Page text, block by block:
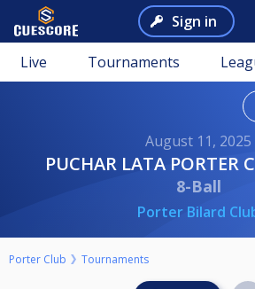
Sign in
Live Tournaments
August 11, 2025
PUCHAR LATA PORTER
8-Ball
Porter Bilard
Porter Club Tournaments